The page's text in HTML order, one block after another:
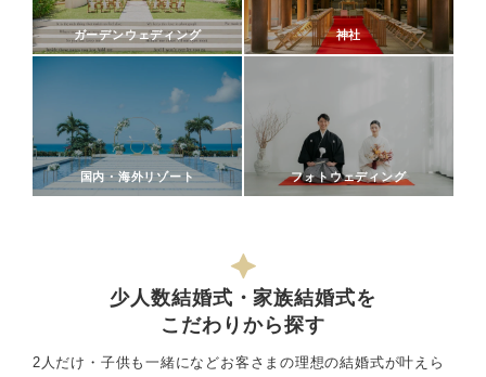
ガーデンウェディング 神社
国内・海外リゾート フォトウェディング
少人数結婚式・家族結婚式を
こだわりから探す
2人だけ・子供も一緒になどお客さまの理想の結婚式が叶えら